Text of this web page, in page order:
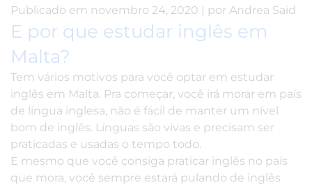
Publicado em novembro 24, 2020 | por Andrea Said
E por que estudar inglês em
Malta?
Tem vários motivos para você optar em estudar
inglês em Malta. Pra começar, você irá morar em país
de língua inglesa, não é fácil de manter um nível
bom de inglês. Línguas são vivas e precisam ser
praticadas e usadas o tempo todo.
E mesmo que você consiga praticar inglês no país
que mora, você sempre estará pulando de inglês